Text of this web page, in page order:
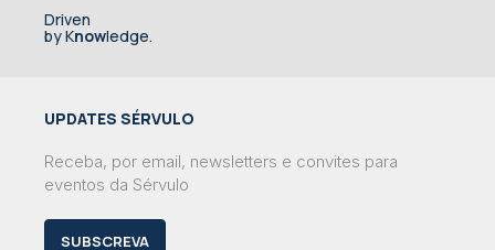
Driven
by Knowledge.
UPDATES SÉRVULO
Receba, por email, newsletters e convites para
eventos da Sérvulo
SUBSCREVA